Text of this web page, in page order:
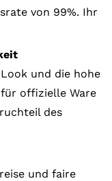
von 99%. Ihr
und die hohe
offizielle Ware
des
und faire